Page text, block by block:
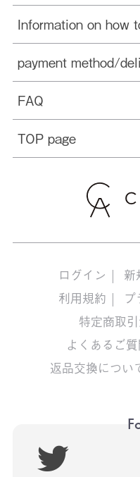
Information on how
payment method/
FAQ
TOP page
ログイン
新
利用規約
特定商取
よくあるご
返品交換につい